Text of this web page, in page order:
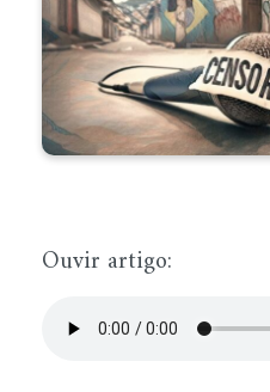
Ouvir artigo: